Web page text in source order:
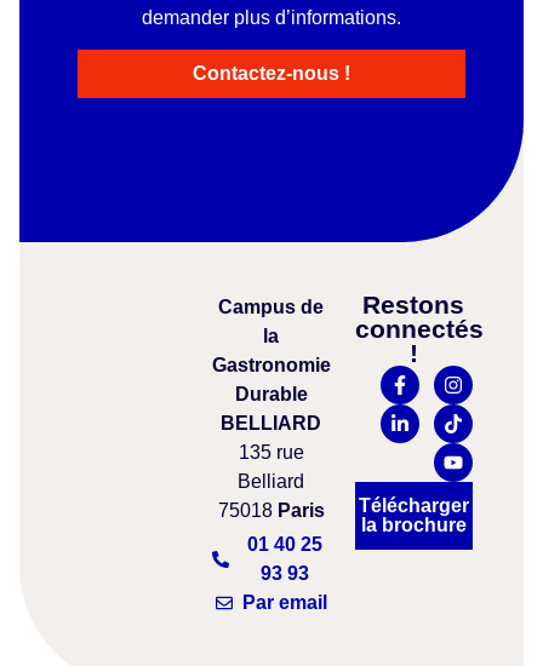
demander plus d’informations.
Contactez-nous !
Campusde
la
Gastronomie
Durable
BELLIARD
135 rue
Belliard
75018 Paris
01 40 25
93 93
Par email
Restons
connectés
!
Télécharger
la brochure